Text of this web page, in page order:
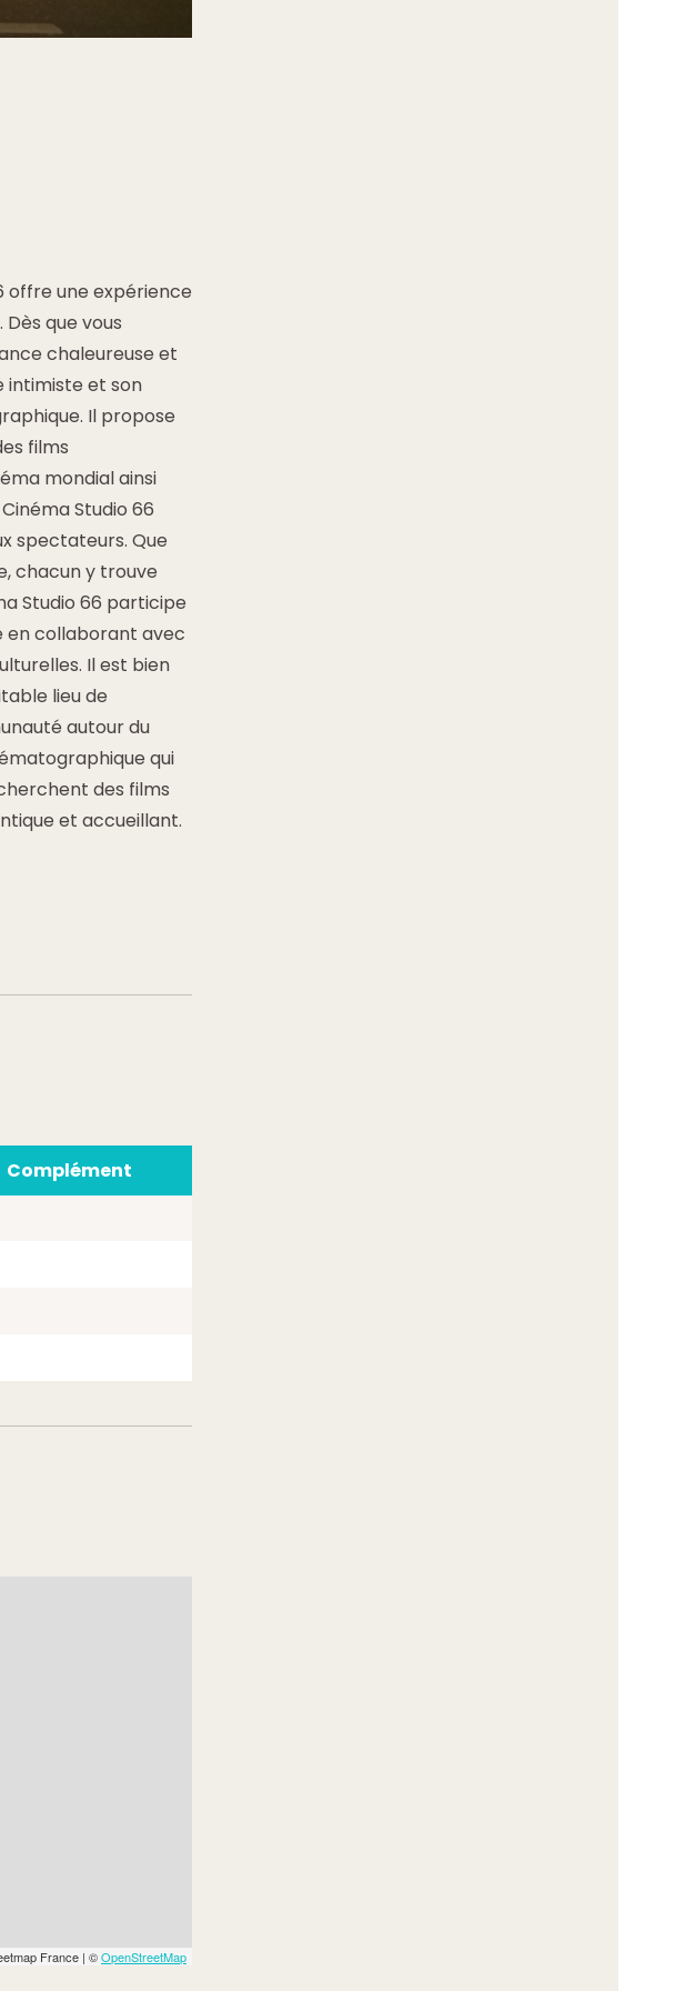
offre une expérience
que vous
chaleureuse et
intimiste et son
Il propose
films
mondial ainsi
Studio 66
spectateurs. Que
chacun y trouve
Studio 66 participe
en collaborant avec
Il est bien
lieu de
autour du
qui
des films
et accueillant.
Complément
France | ©OpenStreetMap